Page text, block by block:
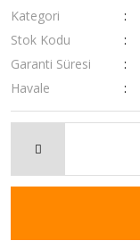
Kategori
Stok Kodu
Garanti Süresi
Havale